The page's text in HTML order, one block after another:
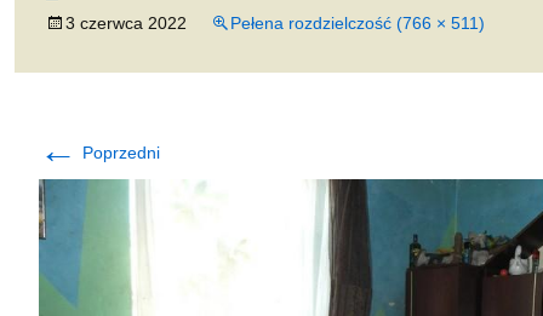
3 czerwca 2022 Pełena rozdzielczość (766 × 511)
← Poprzedni